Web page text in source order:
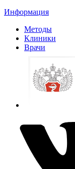
Информация
Методы
Клиники
Врачи